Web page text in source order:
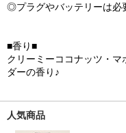
◎プラグやバッテリーは必
■香り■
クリーミーココナッツ・
ダーの香り♪
人気商品